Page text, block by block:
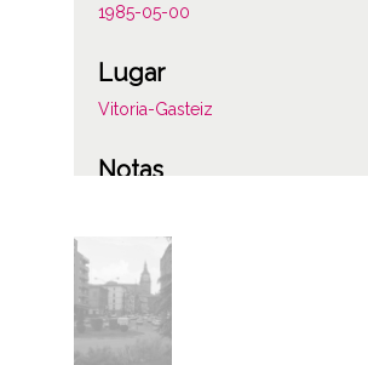
1985-05-00
Lugar
Vitoria-Gasteiz
Notas
Licencia de las imágenes
CC BY-NC-SA 4.0